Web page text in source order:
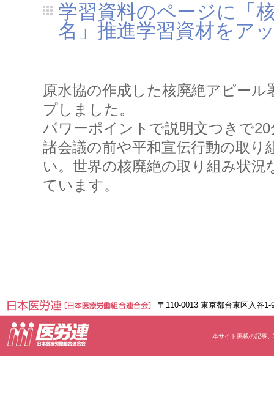
学習資料のページに「
名」推進学習資材をア
原水協の作成した核廃絶アピー
プしました。
パワーポイントで説明文つきで
諸会議の前や平和宣伝行動の取
い。世界の核廃絶の取り組み状
ています。
〒110-0013 東京都台東区入谷
本サイト掲載の記事